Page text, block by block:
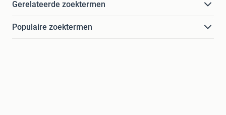
Gerelateerde zoektermen
Populaire zoektermen